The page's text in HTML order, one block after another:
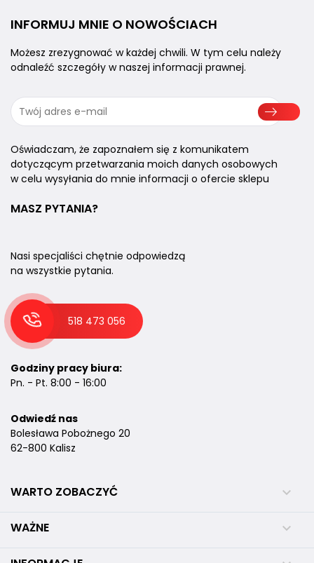
INFORMUJ MNIE O NOWOŚCIACH
Możesz zrezygnować w każdej chwili. W tym celu należy
odnaleźć szczegóły w naszej informacji prawnej.
Oświadczam, że zapoznałem się z komunikatem
dotyczącym przetwarzania moich danych osobowych
w celu wysyłania do mnie informacji o ofercie sklepu
MASZ PYTANIA?
Nasi specjaliści chętnie odpowiedzą
na wszystkie pytania.
518 473 056
Godziny pracy biura:
Pn. - Pt. 8:00 - 16:00
Odwiedź nas
Bolesława Pobożnego 20
62-800 Kalisz
WARTO ZOBACZYĆ 
WAŻNE 